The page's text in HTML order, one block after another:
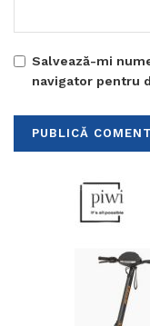
Salvează-mi
navigator pentru